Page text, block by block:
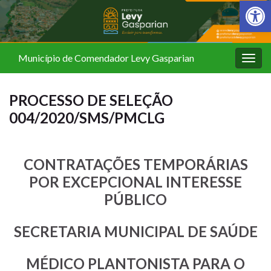
Barra de
Município de Comendador Levy Gasparian
PROCESSO DE SELEÇÃO
004/2020/SMS/PMCLG
CONTRATAÇÕES TEMPORÁRIAS
POR EXCEPCIONAL INTERESSE
PÚBLICO
SECRETARIA MUNICIPAL DE SAÚDE
MÉDICO PLANTONISTA PARA O